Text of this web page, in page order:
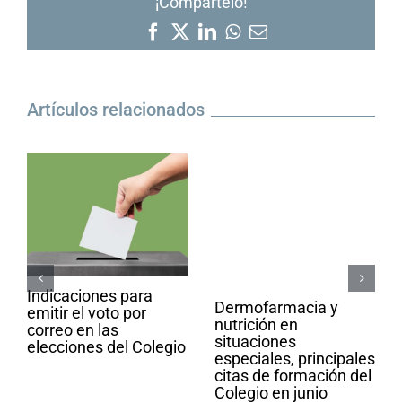
Facebook
X LinkedIn
WhatsApp
Correo
electrónico
Artículos relacionados
Indicaciones para
emitir el voto por
correo en las
elecciones del Colegio
Dermofarmacia y
nutrición en
situaciones
especiales, principales
citas de formación del
Colegio en junio